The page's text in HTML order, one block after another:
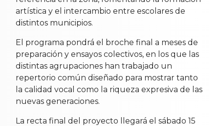
artística y el intercambio entre escolares de
distintos municipios.
El programa pondrá el broche final a meses de
preparación y ensayos colectivos, en los que las
distintas agrupaciones han trabajado un
repertorio común diseñado para mostrar tanto
la calidad vocal como la riqueza expresiva de las
nuevas generaciones.
La recta final del proyecto llegará el sábado 15